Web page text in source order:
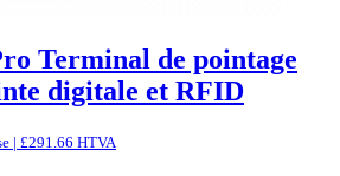
Terminal de pointage
digitale et RFID
| £291.66 HTVA